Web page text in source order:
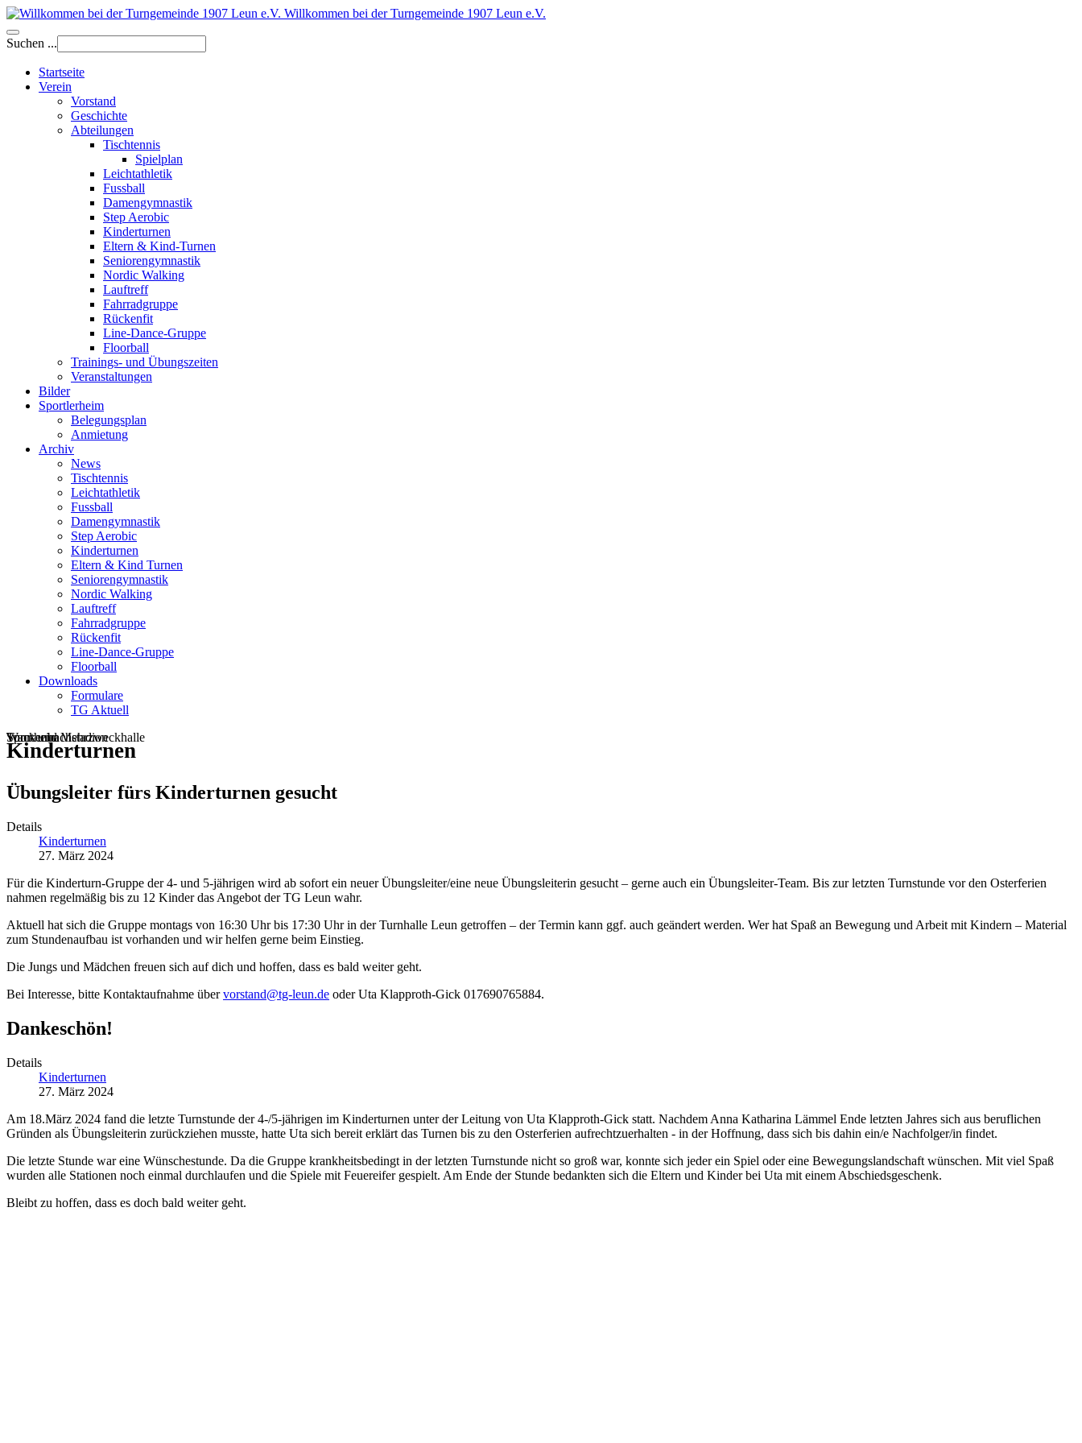
Willkommen bei der Turngemeinde 1907 Leun e.V.
Suchen ...
Startseite
Verein
Vorstand
Geschichte
Abteilungen
Tischtennis
Spielplan
Leichtathletik
Fussball
Damengymnastik
Step Aerobic
Kinderturnen
Eltern & Kind-Turnen
Seniorengymnastik
Nordic Walking
Lauftreff
Fahrradgruppe
Rückenfit
Line-Dance-Gruppe
Floorball
Trainings- und Übungszeiten
Veranstaltungen
Bilder
Sportlerheim
Belegungsplan
Anmietung
Archiv
News
Tischtennis
Leichtathletik
Fussball
Damengymnastik
Step Aerobic
Kinderturnen
Eltern & Kind Turnen
Seniorengymnastik
Nordic Walking
Lauftreff
Fahrradgruppe
Rückenfit
Line-Dance-Gruppe
Floorball
Downloads
Formulare
TG Aktuell
Sportheim
Turn- und Mehrzweckhalle
Wackenbachstadion
Kinderturnen
Übungsleiter fürs Kinderturnen gesucht
Details
Kinderturnen
27. März 2024
Für die Kinderturn-Gruppe der 4- und 5-jährigen wird ab sofort ein neuer Übungsleiter/eine neue Übungsleiterin gesucht – gerne auch ein Übungsleiter-Team. Bis zur letzten Turnstunde vor den Osterferien
nahmen regelmäßig bis zu 12 Kinder das Angebot der TG Leun wahr.
Aktuell hat sich die Gruppe montags von 16:30 Uhr bis 17:30 Uhr in der Turnhalle Leun getroffen – der Termin kann ggf. auch geändert werden. Wer hat Spaß an Bewegung und Arbeit mit Kindern – Material
zum Stundenaufbau ist vorhanden und wir helfen gerne beim Einstieg.
Die Jungs und Mädchen freuen sich auf dich und hoffen, dass es bald weiter geht.
Bei Interesse, bitte Kontaktaufnahme übervorstand@tg-leun.de oder Uta Klapproth-Gick 017690765884.
Dankeschön!
Details
Kinderturnen
27. März 2024
Am 18.März 2024 fand die letzte Turnstunde der 4-/5-jährigen im Kinderturnen unter der Leitung von Uta Klapproth-Gick statt. Nachdem Anna Katharina Lämmel Ende letzten Jahres sich aus beruflichen
Gründen als Übungsleiterin zurückziehen musste, hatte Uta sich bereit erklärt das Turnen bis zu den Osterferien aufrechtzuerhalten - in der Hoffnung, dass sich bis dahin ein/e Nachfolger/in findet.
Die letzte Stunde war eine Wünschestunde. Da die Gruppe krankheitsbedingt in der letzten Turnstunde nicht so groß war, konnte sich jeder ein Spiel oder eine Bewegungslandschaft wünschen. Mit viel Spaß
wurden alle Stationen noch einmal durchlaufen und die Spiele mit Feuereifer gespielt. Am Ende der Stunde bedankten sich die Eltern und Kinder bei Uta mit einem Abschiedsgeschenk.
Bleibt zu hoffen, dass es doch bald weiter geht.